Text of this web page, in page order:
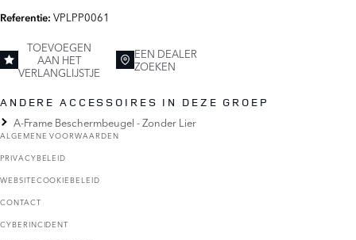
Referentie: VPLPP0061
TOEVOEGEN
AAN HET
VERLANGLIJSTJE
EEN DEALER
ZOEKEN
ANDERE ACCESSOIRES IN DEZE GROEP
A-Frame Beschermbeugel - Zonder Lier
ALGEMENE VOORWAARDEN
PRIVACYBELEID
WEBSITECOOKIEBELEID
CONTACT
CYBERINCIDENT